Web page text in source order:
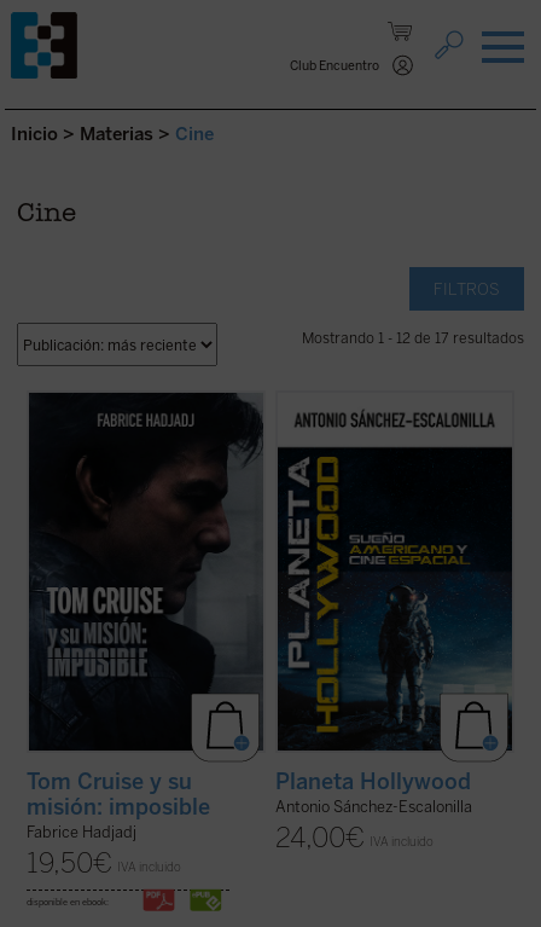
Club Encuentro
Saltar al contenido.
Inicio > Materias > Cine
Cine
FILTROS
Mostrando 1 - 12 de 17 resultados
cine. Cuando un actor se convierte en
inevitablemente refleja algo de su época.
Por eso, al hablar de Tom, hablamos
filosofía, teología y ...
(ver ficha)
Tom Cruise y su
misión: imposible
Fabrice Hadjadj
19,50€ IVA incluido
disponible en ebook:
Cuando se cumple medio siglo desde que
Neil Armstrong pisara la Luna, se asiste a
espacial reflejado en recientes
producciones de éxito que han avivado el
entusiasmo por la «conquista» del cosmos
(ver ficha)
Planeta Hollywood
Antonio Sánchez-Escalonilla
24,00€ IVA incluido